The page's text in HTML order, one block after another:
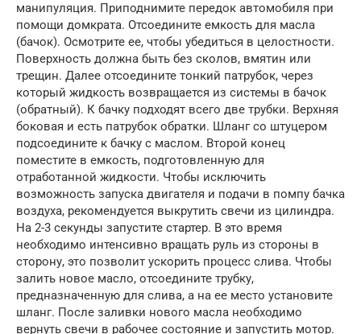
манипуляция. Приподнимите передок автомобиля при
помощи домкрата. Отсоедините емкость для масла
(бачок). Осмотрите ее, чтобы убедиться в целостности.
Поверхность должна быть без сколов, вмятин или
трещин. Далее отсоедините тонкий патрубок, через
который жидкость возвращается из системы в бачок
(обратный). К бачку подходят всего две трубки. Верхняя
боковая и есть патрубок обратки. Шланг со штуцером
подсоедините к бачку с маслом. Второй конец
поместите в емкость, подготовленную для
отработанной жидкости. Чтобы исключить
возможность запуска двигателя и подачи в помпу бачка
воздуха, рекомендуется выкрутить свечи из цилиндра.
На 2-3 секунды запустите стартер. В это время
необходимо интенсивно вращать руль из стороны в
сторону, это позволит ускорить процесс слива. Чтобы
залить новое масло, отсоедините трубку,
предназначенную для слива, а на ее место установите
шланг. После заливки нового масла необходимо
вернуть свечи в рабочее состояние и запустить мотор.